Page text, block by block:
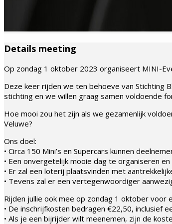
Details meeting
Op zondag 1 oktober 2023 organiseert MINI-
Deze keer rijden we ten behoeve van Stichting
stichting en we willen graag samen voldoende
Hoe mooi zou het zijn als we gezamenlijk
Veluwe?
Ons doel:
• Circa 150 Mini’s en Supercars kunnen
• Een onvergetelijk mooie dag te organiseren
• Er zal een loterij plaatsvinden met
• Tevens zal er een vertegenwoordiger
Rijden jullie ook mee op zondag 1 oktober voor
• De inschrijfkosten bedragen €22,50, inclusief
• Als je een bijrijder wilt meenemen, zijn de